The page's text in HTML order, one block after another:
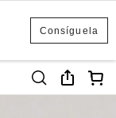
Consíguela